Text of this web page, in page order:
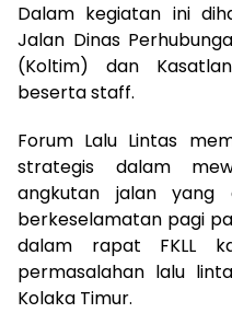
Dalam kegiatan ini
Jalan Dinas
(Koltim) dan
beserta staff.
Forum Lalu Lintas
strategis dalam
angkutan jalan
berkeselamatan pagi
dalam rapat FKLL
permasalahan lalu
Kolaka Timur.